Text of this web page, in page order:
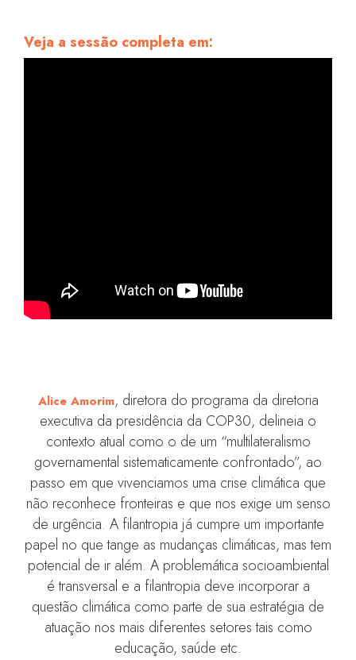
Veja a sessão completa em:
Alice Amorim, diretora do programa da diretoria
executiva da presidência da COP30, delineia o
contexto atual como o de um “multilateralismo
governamental sistematicamente confrontado”, ao
passo em que vivenciamos uma crise climática que
não reconhece fronteiras e que nos exige um senso
de urgência. A filantropia já cumpre um importante
papel no que tange as mudanças climáticas, mas tem
potencial de ir além. A problemática socioambiental
é transversal e a filantropia deve incorporar a
questão climática como parte de sua estratégia de
atuação nos mais diferentes setores tais como
educação, saúde etc.